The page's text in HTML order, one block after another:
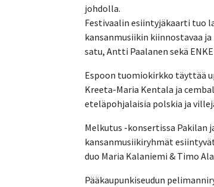
johdolla.
Festivaalin esiintyjäkaarti tuo
kansanmusiikin kiinnostavaa
satu, Antti Paalanen sekä
Espoon tuomiokirkko täyttää
Kreeta-Maria Kentala ja
eteläpohjalaisia polskia ja
Melkutus -konsertissa Pakilan
kansanmusiikiryhmät
duo Maria Kalaniemi & Timo
Pääkaupunkiseudun